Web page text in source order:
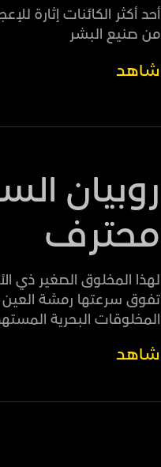
أحد أكثر الكائنات إثارة
من صنيع البشر
شاهد
روبيان
محترف
لهذا المخلوق الصغير ذي
المخلوقات البحرية
شاهد